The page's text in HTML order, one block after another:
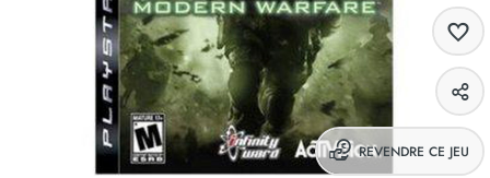
REVENDRE CE JEU